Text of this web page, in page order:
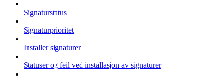
Signaturstatus
Signaturprioritet
Installer signaturer
Statuser og feil ved installasjon av signaturer